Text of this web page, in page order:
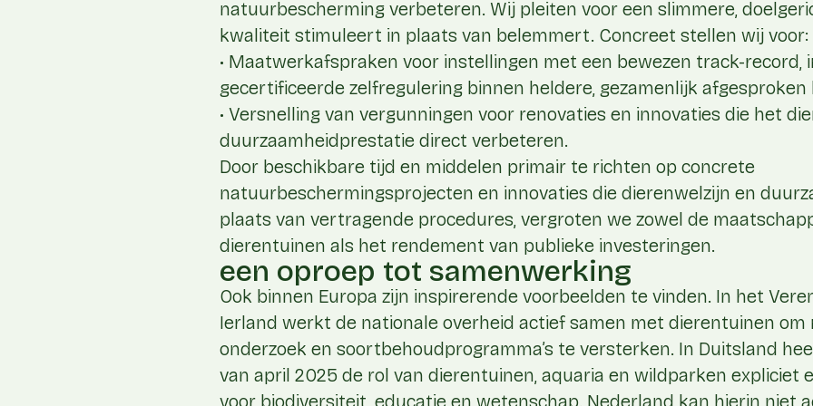
natuurbescherming verbeteren. Wij pleiten voor een slimmere,
kwaliteit stimuleert in plaats van belemmert. Concreet stellen wij voor:
• Maatwerk­afspraken voor instellingen met een bewezen track-record,
gecertificeerde zelf­regulering binnen heldere, gezamenlijk afgesproken
• Versnelling van vergunningen voor renovaties en innovaties die het
duurzaamheidprestatie direct verbeteren.
Door beschikbare tijd en middelen primair te richten op concrete
natuurbeschermingsprojecten en innovaties die dierenwelzijn en
plaats van vertragende procedures, vergroten we zowel de
dierentuinen als het rendement van publieke investeringen.
een oproep tot samenwerking
Ook binnen Europa zijn inspirerende voorbeelden te vinden. In het
Ierland werkt de nationale overheid actief samen met dierentuinen om
onderzoek en soortbehoudprogramma’s te versterken. In Duitsland
van april 2025 de rol van dierentuinen, aquaria en wildparken expliciet
voor biodiversiteit, educatie en wetenschap. Nederland kan hierin niet